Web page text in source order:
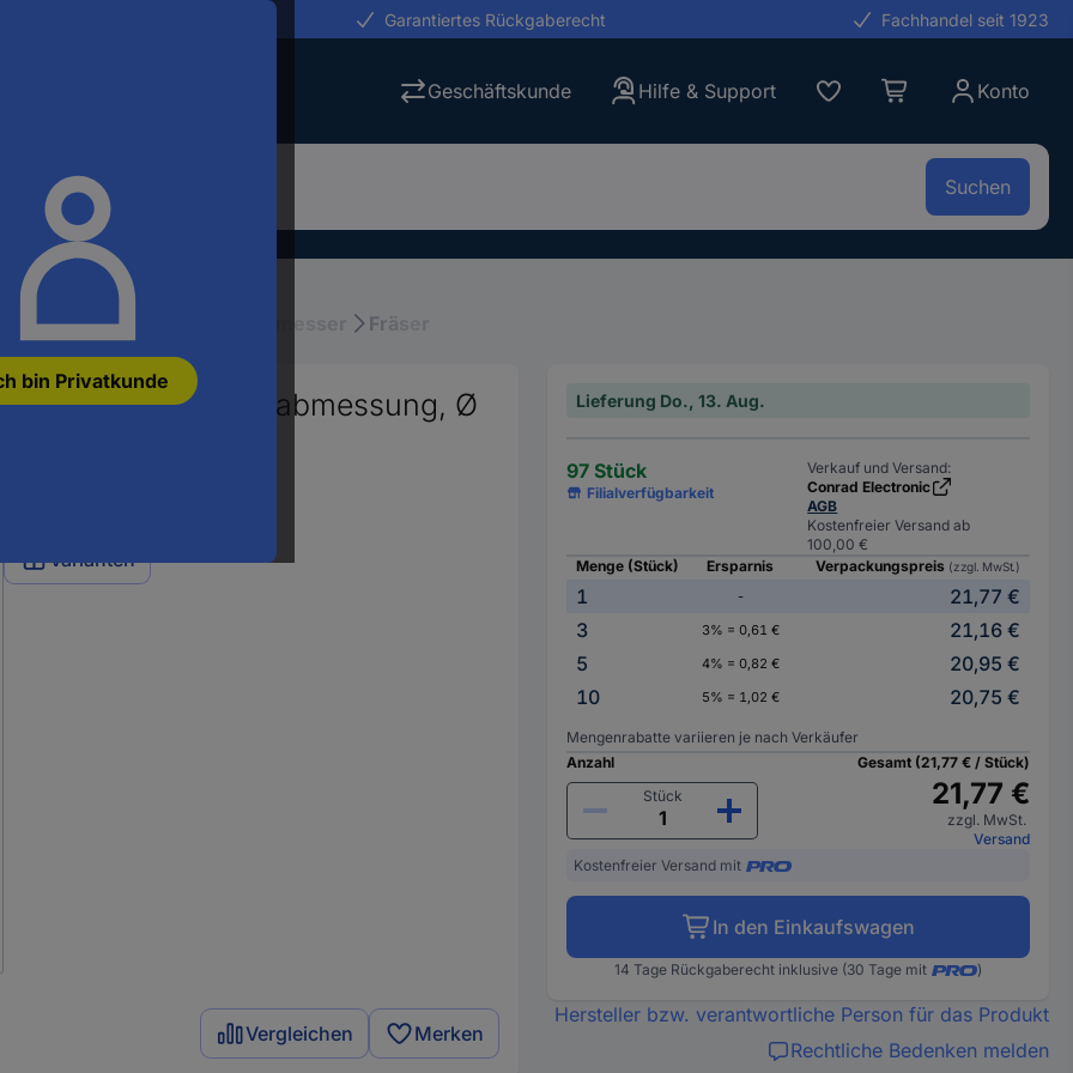
bin Privatkunde
Garantiertes Rückgaberecht Fachhandel seit 1923
Geschäftskunde Hilfe & Support Konto
Suchen
Fräser
37 mm Produktabmessung, Ø
Varianten
Vergleichen Merken
Lieferung Do., 13. Aug.
97 Stück
Filialverfügbarkeit
Verkauf und Versand:
Conrad Electronic
AGB
Kostenfreier Versand ab
100,00 €
Menge (Stück)
Ersparnis Verpackungspreis (zzgl. MwSt.)
1 -
21,77 €
3
3% = 0,61 €
21,16 €
5
4% = 0,82 €
20,95 €
10
5% = 1,02 € 20,75 €
Mengenrabatte variieren je nach Verkäufer
Anzahl
Stück
Gesamt (21,77 € / Stück)
21,77 €
zzgl. MwSt.
Versand
Kostenfreier Versand mit
In den Einkaufswagen
14 Tage Rückgaberecht inklusive (30 Tage mit )
Hersteller bzw. verantwortliche Person für das Produkt
Rechtliche Bedenken melden